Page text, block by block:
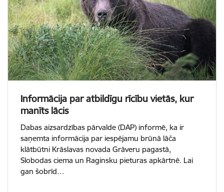
Informācija par atbildīgu rīcību vietās, kur
manīts lācis
Dabas aizsardzības pārvalde (DAP) informē, ka ir
saņemta informācija par iespējamu brūnā lāča
klātbūtni Krāslavas novada Grāveru pagastā,
Slobodas ciema un Raginsku pieturas apkārtnē. Lai
gan šobrīd…